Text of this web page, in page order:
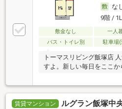
な
9階 /
敷金なし 一人
バス・トイレ別
駐車場
トーマスリビング飯塚店
すよ。新しい毎日をここか
賃貸マンション ルグラン飯塚中